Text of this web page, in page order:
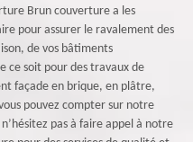
Brun couverture a les
pour assurer le ravalement des
de vos bâtiments
ce soit pour des travaux de
façade en brique, en plâtre,
pouvez compter sur notre
pas à faire appel à notre